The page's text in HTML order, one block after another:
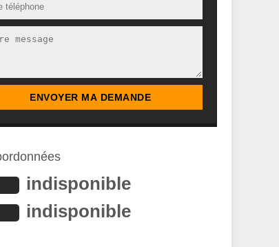
indisponible
indisponible